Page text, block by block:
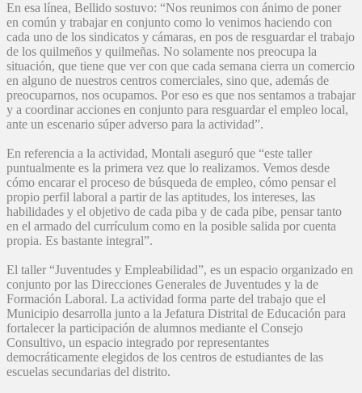
En esa línea, Bellido sostuvo: “Nos reunimos con ánimo de poner
en común y trabajar en conjunto como lo venimos haciendo con
cada uno de los sindicatos y cámaras, en pos de resguardar el trabajo
de los quilmeños y quilmeñas. No solamente nos preocupa la
situación, que tiene que ver con que cada semana cierra un comercio
en alguno de nuestros centros comerciales, sino que, además de
preocuparnos, nos ocupamos. Por eso es que nos sentamos a trabajar
y a coordinar acciones en conjunto para resguardar el empleo local,
ante un escenario súper adverso para la actividad”.
En referencia a la actividad, Montali aseguró que “este taller
puntualmente es la primera vez que lo realizamos. Vemos desde
cómo encarar el proceso de búsqueda de empleo, cómo pensar el
propio perfil laboral a partir de las aptitudes, los intereses, las
habilidades y el objetivo de cada piba y de cada pibe, pensar tanto
en el armado del currículum como en la posible salida por cuenta
propia. Es bastante integral”.
El taller “Juventudes y Empleabilidad”, es un espacio organizado en
conjunto por las Direcciones Generales de Juventudes y la de
Formación Laboral. La actividad forma parte del trabajo que el
Municipio desarrolla junto a la Jefatura Distrital de Educación para
fortalecer la participación de alumnos mediante el Consejo
Consultivo, un espacio integrado por representantes
democráticamente elegidos de los centros de estudiantes de las
escuelas secundarias del distrito.